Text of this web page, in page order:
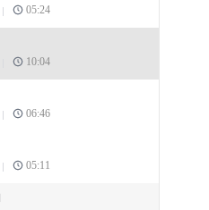
05:24
10:04
06:46
05:11